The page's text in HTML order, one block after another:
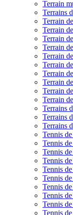
Terrain
Terrains
Terrain
Terrain
Terrain
Terrain
Terrain
Terrain
Terrain
Terrain
Terrain
Terrain
Terrains
Terrains
Terrains
Tennis
Tennis
Tennis
Tennis
Tennis
Tennis
Tennis
Tennis
Tennis
Tennis